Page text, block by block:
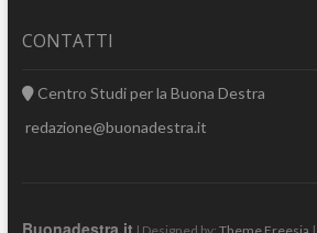
CONTATTI
Centro Studi per la Buona Destra
redazione@buonadestra.it